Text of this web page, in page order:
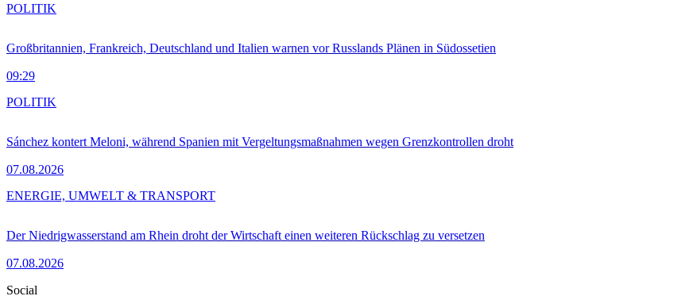
Großbritannien, Frankreich, Deutschland und Italien warnen vor Russlands Plänen in Südossetien
09:29
POLITIK
Sánchez kontert Meloni, während Spanien mit Vergeltungsmaßnahmen wegen Grenzkontrollen droht
07.08.2026
POLITIK
Der Niedrigwasserstand am Rhein droht der Wirtschaft einen weiteren Rückschlag zu versetzen
07.08.2026
ENERGIE, UMWELT & TRANSPORT
Social